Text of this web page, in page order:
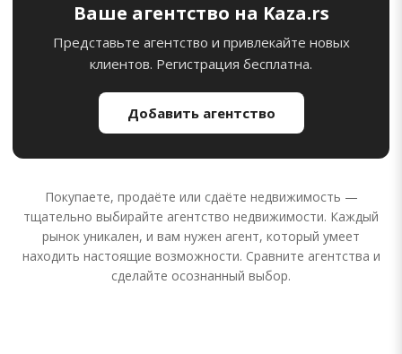
Ваше агентство на Kaza.rs
Представьте агентство и привлекайте новых
клиентов. Регистрация бесплатна.
Добавить агентство
Покупаете, продаёте или сдаёте недвижимость —
тщательно выбирайте агентство недвижимости. Каждый
рынок уникален, и вам нужен агент, который умеет
находить настоящие возможности. Сравните агентства и
сделайте осознанный выбор.